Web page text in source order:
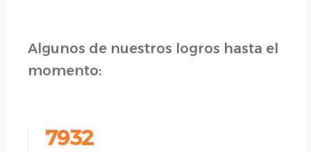
Algunos de nuestros logros hasta el
momento:
7932